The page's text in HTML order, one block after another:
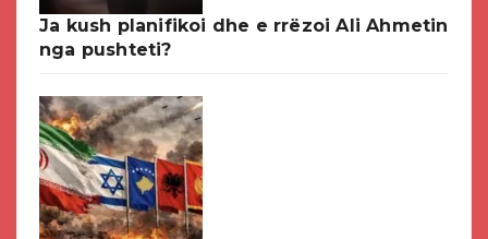
Ja kush planifikoi dhe e rrëzoi Ali Ahmetin
nga pushteti?